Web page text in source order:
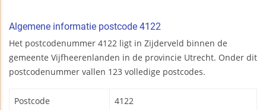
Algemene informatie postcode 4122
Het postcodenummer 4122 ligt in Zijderveld binnen de
gemeente Vijfheerenlanden in de provincie Utrecht. Onder dit
postcodenummer vallen 123 volledige postcodes.
Postcode 4122